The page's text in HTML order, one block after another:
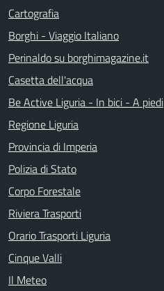
Cartografia
Borghi - Viaggio Italiano
Perinaldo su borghimagazine.it
Casetta dell'acqua
Be Active Liguria - In bici - A piedi
Regione Liguria
Provincia di Imperia
Polizia di Stato
Corpo Forestale
Riviera Trasporti
Orario Trasporti Liguria
Cinque Valli
Il Meteo